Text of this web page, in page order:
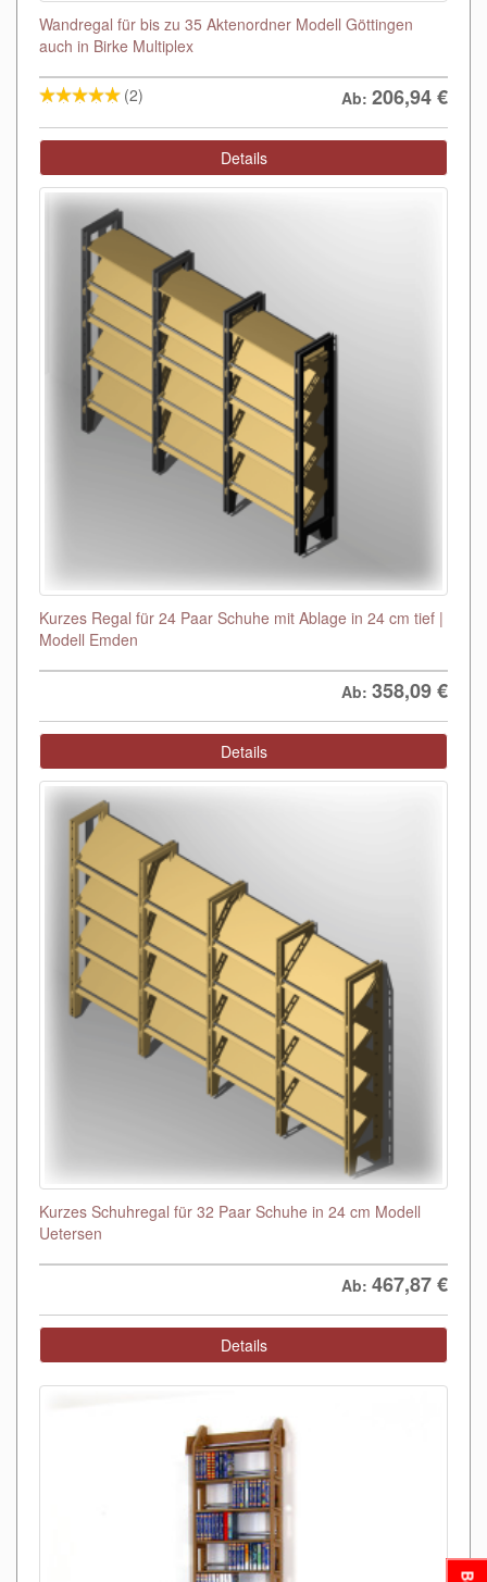
Wandregal für bis zu 35 Aktenordner Modell Göttingen
auch in Birke Multiplex
(2) Ab: 206,94€
Details
Kurzes Regal für 24 Paar Schuhe mit Ablage in 24 cm tief |
Modell Emden
Ab: 358,09€
Details
Kurzes Schuhregal für 32 Paar Schuhe in 24 cm Modell
Uetersen
Ab: 467,87€
Details